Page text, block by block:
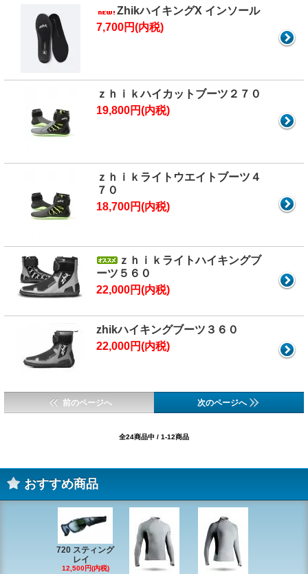
ZhikハイキングX インソール
7,700円(内税)
ｚｈｉｋハイカットブーツ２７０
19,800円(内税)
ｚｈｉｋライトウエイトブーツ４
７０
18,700円(内税)
ｚｈｉｋライトハイキングブ
ーツ５６０
22,000円(内税)
zhikハイキングブーツ３６０
22,000円(内税)
前のページへ 次のページへ
全24商品中 / 1-12商品
おすすめ商品
720 スティング
レイ
12,500円(内税)